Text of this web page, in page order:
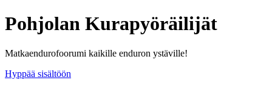
Pohjolan Kurapyöräilijät
Matkaendurofoorumi kaikille enduron ystäville!
Hyppää sisältöön